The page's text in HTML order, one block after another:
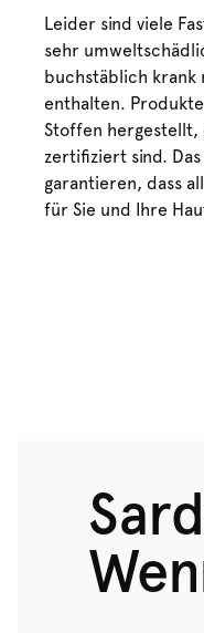
Leider sind viele
sehr
buchstäblich krank
enthalten.
Stoffen hergestellt,
zertifiziert sind.
garantieren, dass
für Sie und Ihre